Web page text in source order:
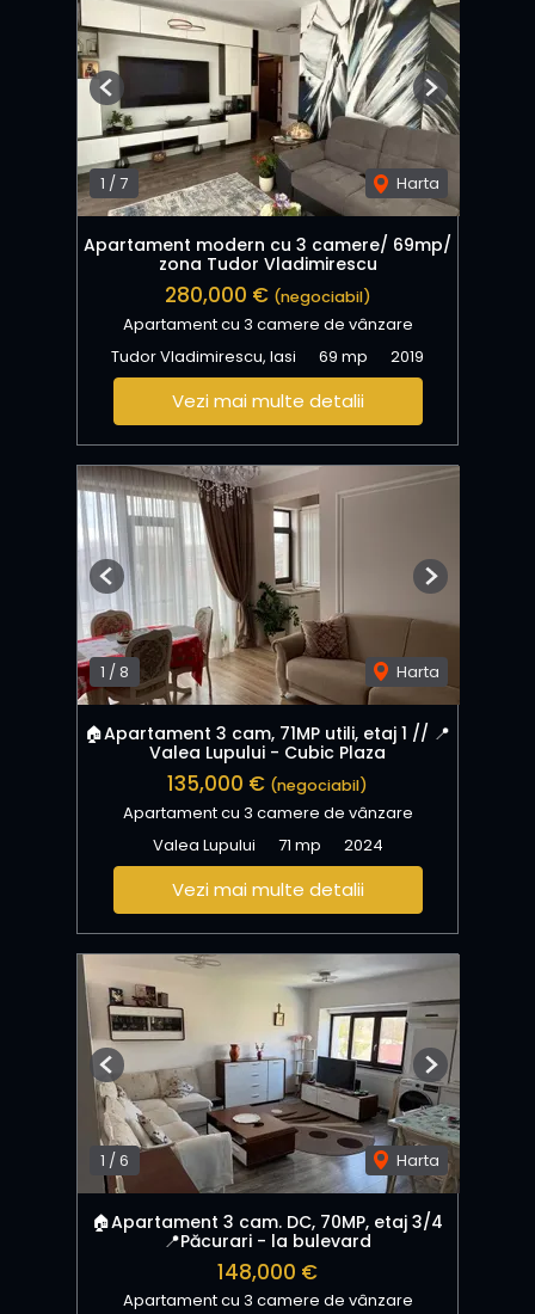
1 /7 Harta
Previous Next
Apartament modern cu 3 camere/ 69mp/
zona Tudor Vladimirescu
280,000 € (negociabil)
Apartament cu 3 camere de vânzare
Tudor Vladimirescu, Iasi
69 mp 2019
Vezi mai multe detalii
1 /8 Harta
Previous Next
🏠Apartament 3 cam, 71MP utili, etaj 1 // 📍
Valea Lupului - Cubic Plaza
135,000 € (negociabil)
Apartament cu 3 camere de vânzare
Valea Lupului
71 mp 2024
Vezi mai multe detalii
1 /6 Harta
Previous Next
🏠Apartament 3 cam. DC, 70MP, etaj 3/4
📍Păcurari - la bulevard
148,000 €
Apartament cu 3 camere de vânzare